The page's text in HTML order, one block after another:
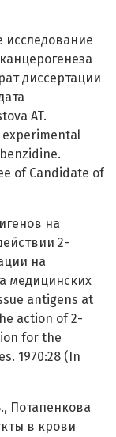
исследование
диссертации
AT.
experimental
of Candidate of
на
2-
на
медицинских
antigens at
action of 2-
for the
1970:28 (In
Потапенкова
в крови